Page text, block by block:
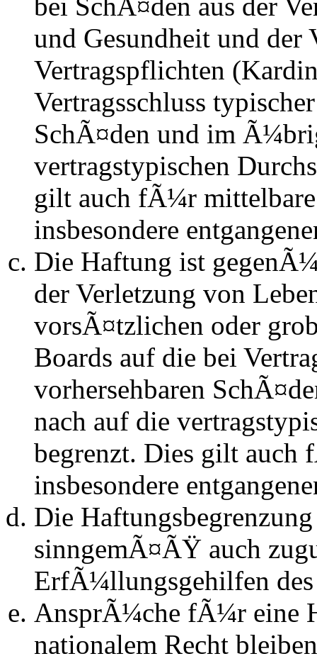
und Gesundheit und der
Vertragspflichten
Vertragsschluss
SchÃ¤den und im
vertragstypischen
gilt auch fÃ¼r
insbesondere
Die Haftung ist
der Verletzung von
vorsÃ¤tzlichen oder
Boards auf die bei
vorhersehbaren
nach auf die
begrenzt. Dies gilt auch
insbesondere
Die
sinngemÃ¤ÃŸ auch
ErfÃ¼llungsgehilfen des
AnsprÃ¼che fÃ¼r eine
nationalem Recht